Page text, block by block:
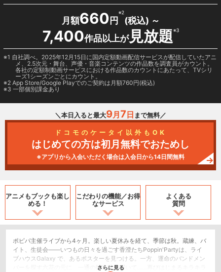
月額660 円
※2
(税込) ～
7,400作品以上が見放題※3
1 自社調べ。2025年12月15日に国内定額動画配信サービスが配信していたアニ
メ、2.5次元・舞台、声優・音楽コンテンツの作品数を調査員がカウント。
各社の定額制動画サービスにおける作品数のカウントにあたって、TVシリ
ーズ1シーズンごとにカウント。
2 App Store/Google Playでのご契約は月額760円(税込)
3 一部個別課金あり
＼本日入ると最大9月 7 日 まで無料／
ドコモのケータイ以外もOK
はじめての方は初月無料でおためし
※アプリから入会いただく場合は入会日から14日間無料
アニメもブックも楽し
める！
こだわりの機能／お得
なサービス
よくある
質問
ポピパ主催ライブから4ヶ月。楽しい夏休みを経て、季節は秋。蔵練、バ
イト、生徒会――いつもの日々を過ごす香澄たちPoppin'Partyは、ライ
ブハウスGalaxy で、あるポスターを見つける。一方、運命のバンドメン
バーを探す六花の元に、一通の招待状が届いて……再びはじまるキラキラ
さらに見る